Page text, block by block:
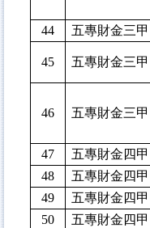
44 五專財金三甲
45 五專財金三甲
46 五專財金三甲
47 五專財金四甲
48
五專財金四甲
49
五專財金四甲
50
五專財金四甲